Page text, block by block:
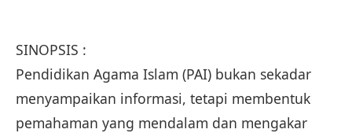
SINOPSIS :
Pendidikan Agama Islam (PAI) bukan sekadar
menyampaikan informasi, tetapi membentuk
pemahaman yang mendalam dan mengakar